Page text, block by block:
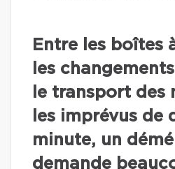
Entre les boîtes
les
le transport des
les imprévus de
minute, un
demande